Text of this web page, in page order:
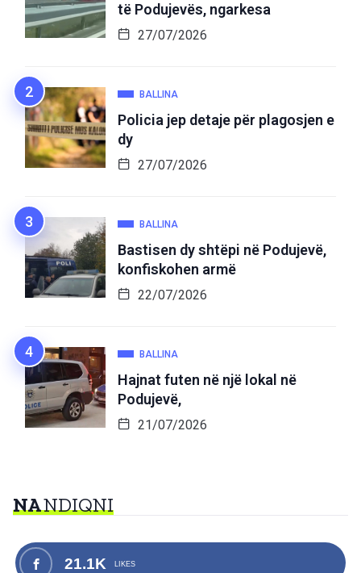
të Podujevës, ngarkesa
27/07/2026
BALLINA
Policia jep detaje për plagosjen e
dy
27/07/2026
BALLINA
Bastisen dy shtëpi në Podujevë,
konfiskohen armë
22/07/2026
BALLINA
Hajnat futen në një lokal në
Podujevë,
21/07/2026
NANDIQNI
21.1K LIKES